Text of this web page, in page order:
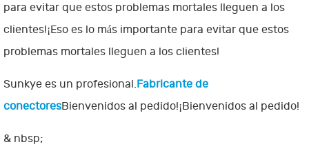
para evitar que estos problemas mortales lleguen a los
clientes!¡Eso es lo más importante para evitar que estos
problemas mortales lleguen a los clientes!
Sunkye es un profesional. Fabricante de
conectoresBienvenidos al pedido!¡Bienvenidos al pedido!
& nbsp;